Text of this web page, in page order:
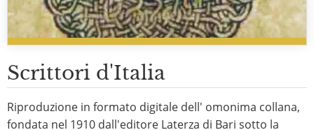
Scrittori d'Italia
Riproduzione in formato digitale dell' omonima collana,
fondata nel 1910 dall'editore Laterza di Bari sotto la